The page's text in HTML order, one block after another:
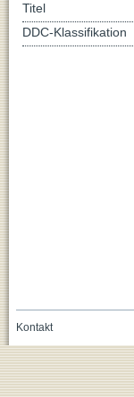
Titel
DDC-Klassifikation
Kontakt